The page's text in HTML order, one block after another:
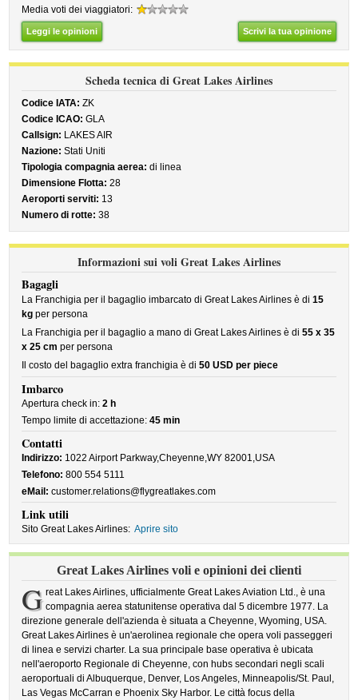
Media voti dei viaggiatori:
Leggi le opinioni Scrivi la tua opinione
Scheda tecnica di Great Lakes Airlines
Codice IATA: ZK
Codice ICAO: GLA
Callsign: LAKES AIR
Nazione: Stati Uniti
Tipologia compagnia aerea: di linea
Dimensione Flotta: 28
Aeroporti serviti: 13
Numero di rotte: 38
Informazioni sui voli Great Lakes Airlines
Bagagli
La Franchigia per il bagaglio imbarcato di Great Lakes Airlines è di15
kg per persona
La Franchigia per il bagaglio a mano di Great Lakes Airlines è di55 x 35
x 25 cm per persona
Il costo del bagaglio extra franchigia è di50 USD per piece
Imbarco
Apertura check in:2 h
Tempo limite di accettazione:45 min
Contatti
Indirizzo: 1022 Airport Parkway,Cheyenne,WY 82001,USA
Telefono: 800 554 5111
eMail: customer.relations@flygreatlakes.com
Link utili
Sito Great Lakes Airlines: Aprire sito
Great Lakes Airlines voli e opinioni dei clienti
G reat Lakes Airlines, ufficialmente Great Lakes Aviation Ltd., è una
compagnia aerea statunitense operativa dal 5 dicembre 1977. La
direzione generale dell'azienda è situata a Cheyenne, Wyoming, USA.
Great Lakes Airlines è un'aerolinea regionale che opera voli passeggeri
di linea e servizi charter. La sua principale base operativa è ubicata
nell'aeroporto Regionale di Cheyenne, con hubs secondari negli scali
aeroportuali di Albuquerque, Denver, Los Angeles, Minneapolis/St. Paul,
Las Vegas McCarran e Phoenix Sky Harbor. Le città focus della